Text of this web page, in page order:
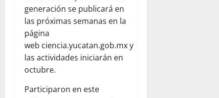
generación se publicará en
las próximas semanas en la
página
web ciencia.yucatan.gob.mx y
las actividades iniciarán en
octubre.
Participaron en este